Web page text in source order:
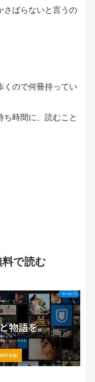
さばらないと言うの
くので何冊持ってい
時間に、読むこと
で読む